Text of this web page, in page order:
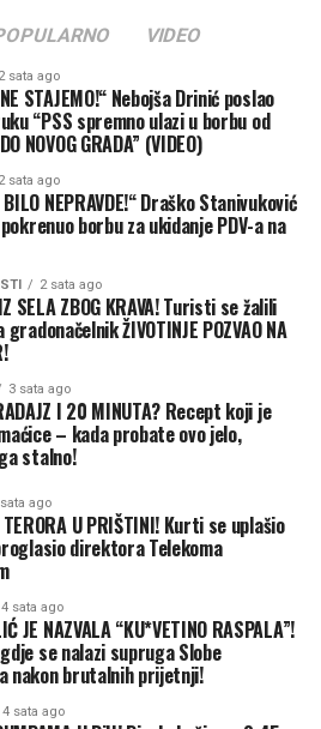
ne ulazi ugovor od 59 miliona
(2026/27), kao ni 62.841,702
2027/28 za koju ima igračku
on pitao da li želi produžetak
ugovoru?
i Hercegovine u Beogradu je
bilo baš oko novog ugovora.
pritisak na upravu kluba.
ostanem u Denveru zauvijek.
sljedeće godine. Zbog toga je,
je da do kraja života igram u
će da mi ponude ili neće”, rekao
ugovor sada je stavila i
kluba. Prosto, želi da im stavi
aktivniji i da naprave
može da se bori za titulu u NBA
Džounsom (dvije
VIDEO
2 sata ago
STAJEMO!“ Nebojša Drinić poslao
“PSS spremno ulazi u borbu od
NOVOG GRADA” (VIDEO)
2 sata ago
BILO NEPRAVDE!“ Draško Stanivuković
borbu za ukidanje PDV-a na
2 sata ago
SELA ZBOG KRAVA! Turisti se žalili
gradonačelnik ŽIVOTINJE POZVAO NA
3 sata ago
I 20 MINUTA? Recept koji je
– kada probate ovo jelo,
stalno!
ago
TERORA U PRIŠTINI! Kurti se uplašio
direktora Telekoma
4 sata ago
JE NAZVALA “KU*VETINO RASPALA”!
se nalazi supruga Slobe
nakon brutalnih prijetnji!
4 sata ago